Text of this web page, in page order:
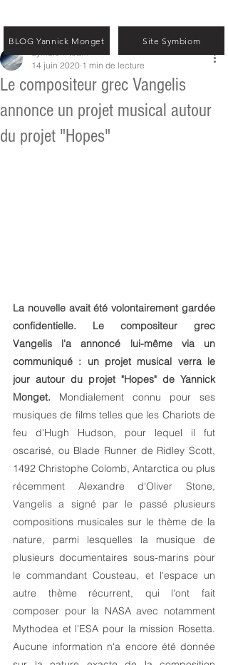
Le compositeur grec Vangelis
annonce un projet musical autour
du projet "Hopes"
Symbiom team
14 juin 2020 1 min de lecture
La nouvelle avait été volontairement gardée
confidentielle. Le compositeur grec
Vangelis l'a annoncé lui-même via un
communiqué : un projet musical verra le
jour autour du projet "Hopes" de Yannick
Monget. Mondialement connu pour ses
musiques de films telles que les Chariots de
feu d'Hugh Hudson, pour lequel il fut
oscarisé, ou Blade Runner de Ridley Scott,
1492 Christophe Colomb, Antarctica ou plus
récemment Alexandre d'Oliver Stone,
Vangelis a signé par le passé plusieurs
compositions musicales sur le thème de la
nature, parmi lesquelles la musique de
plusieurs documentaires sous-marins pour
le commandant Cousteau, et l'espace un
autre thème récurrent, qui l'ont fait
composer pour la NASA avec notamment
Mythodea et l'ESA pour la mission Rosetta.
Aucune information n'a encore été donnée
BLOG Yannick Monget Site Symbiom